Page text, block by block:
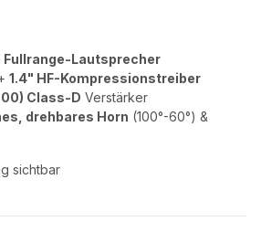
Fullrange-Lautsprecher
1.4" HF-Kompressionstreiber
Class-D Verstärker
drehbares Horn (100°-60°) &
sichtbar